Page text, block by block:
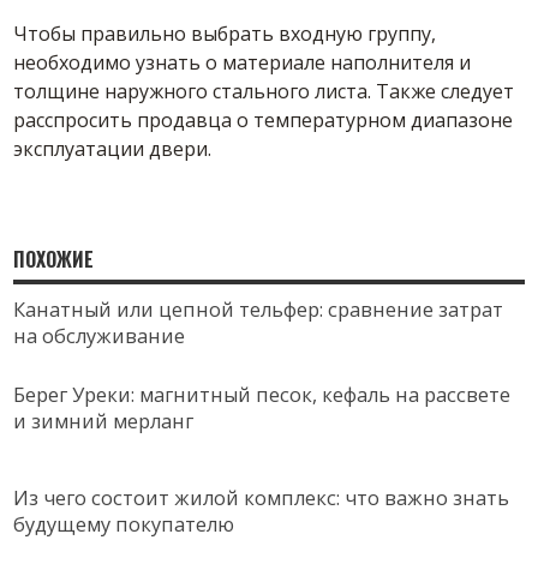
Чтобы правильно выбрать входную группу,
необходимо узнать о материале наполнителя и
толщине наружного стального листа. Также следует
расспросить продавца о температурном диапазоне
эксплуатации двери.
ПОХОЖИЕ
Канатный или цепной тельфер: сравнение затрат
на обслуживание
Берег Уреки: магнитный песок, кефаль на рассвете
и зимний мерланг
Из чего состоит жилой комплекс: что важно знать
будущему покупателю